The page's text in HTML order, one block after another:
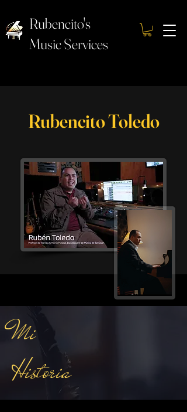
Rubencito's
Music Services
Rubencito Toledo
Mi
Historia